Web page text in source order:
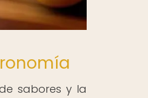
sabores y la